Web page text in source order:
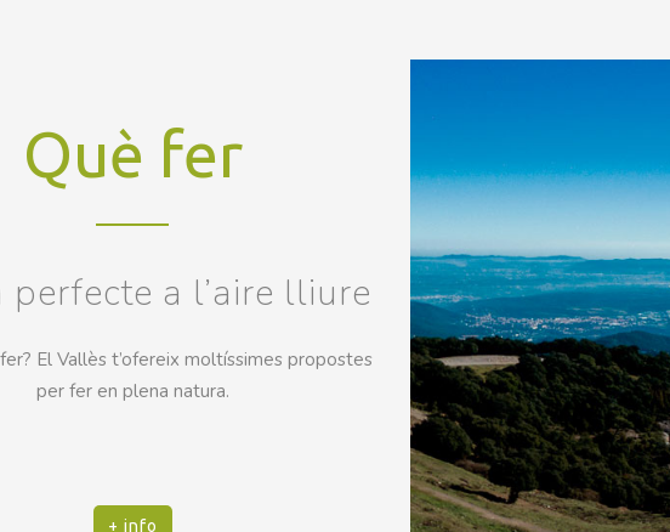
Què fer
perfecte a l’aire lliure
El Vallès t’ofereix moltíssimes propostes
per fer en plena natura.
+ info